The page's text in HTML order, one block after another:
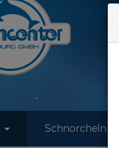
Schnorcheln